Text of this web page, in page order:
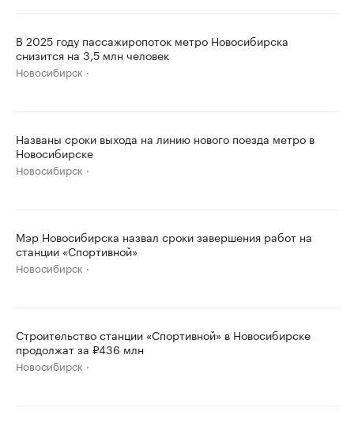
В 2025 году пассажиропоток метро Новосибирска
снизится на 3,5 млн человек
Новосибирск
Названы сроки выхода на линию нового поезда метро в
Новосибирске
Новосибирск
Мэр Новосибирска назвал сроки завершения работ на
станции «Спортивной»
Новосибирск
Строительство станции «Спортивной» в Новосибирске
продолжат за ₽436 млн
Новосибирск